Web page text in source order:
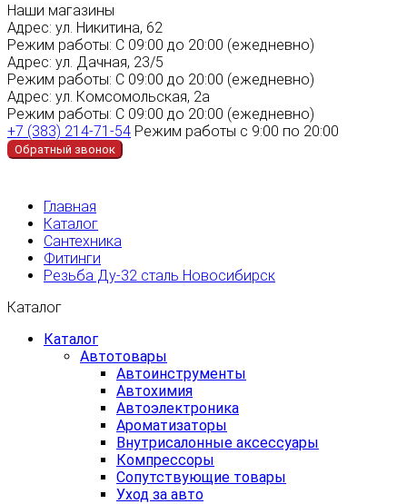
Наши магазины
Адрес: ул. Никитина, 62
Режим работы: С 09:00 до 20:00 (ежедневно)
Адрес: ул. Дачная, 23/5
Режим работы: С 09:00 до 20:00 (ежедневно)
Адрес: ул. Комсомольская, 2а
Режим работы: С 09:00 до 20:00 (ежедневно)
+7 (383) 214-71-54 Режим работы с 9:00 по 20:00
Обратный звонок
Главная
Каталог
Сантехника
Фитинги
Резьба Ду-32 сталь Новосибирск
Каталог
Каталог
Автотовары
Автоинструменты
Автохимия
Автоэлектроника
Ароматизаторы
Внутрисалонные аксессуары
Компрессоры
Сопутствующие товары
Уход за авто